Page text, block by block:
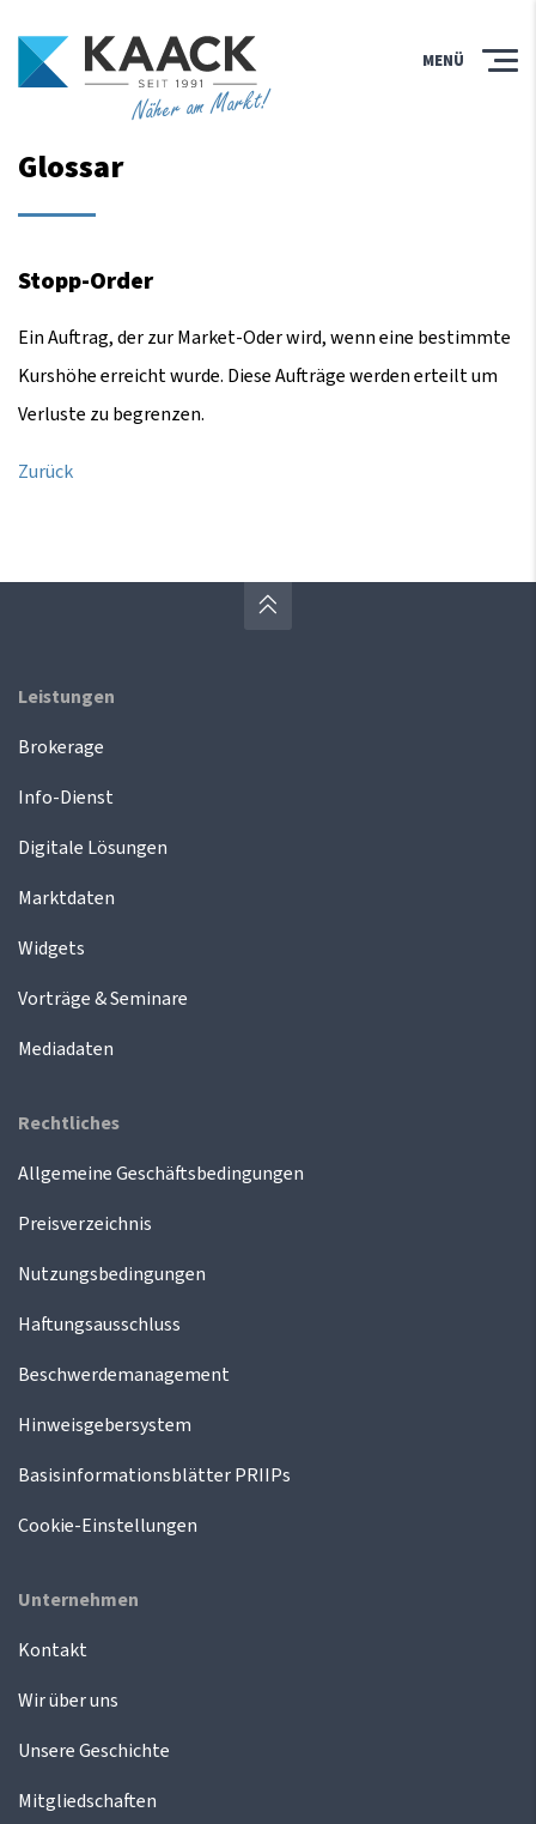
Näher am Markt!
MENÜ
Glossar
Stopp-Order
Ein Auftrag, der zur Market-Oder wird, wenn eine bestimmte
Kurshöhe erreicht wurde. Diese Aufträge werden erteilt um
Verluste zu begrenzen.
Zurück
Leistungen
Brokerage
Info-Dienst
Digitale Lösungen
Marktdaten
Widgets
Vorträge & Seminare
Mediadaten
Rechtliches
Allgemeine Geschäftsbedingungen
Preisverzeichnis
Nutzungsbedingungen
Haftungsausschluss
Beschwerdemanagement
Hinweisgebersystem
Basisinformationsblätter PRIIPs
Cookie-Einstellungen
Unternehmen
Kontakt
Wir über uns
Unsere Geschichte
Mitgliedschaften